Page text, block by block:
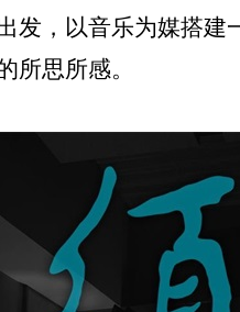
发，以音乐为媒搭建
所思所感。